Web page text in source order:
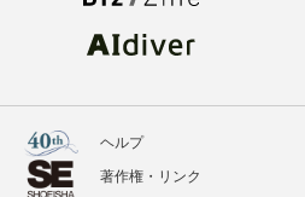
ヘルプ
著作権・リンク